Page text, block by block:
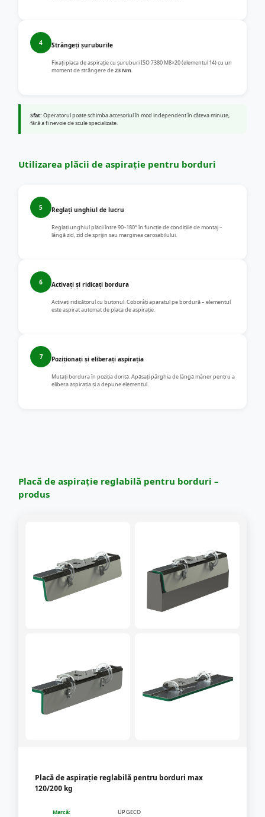
4 Strângeți șuruburile
Fixați placa de aspirație cu șuruburi ISO 7380 M8×20 (elementul 14) cu un
moment de strângere de23 Nm.
Sfat: Operatorul poate schimba accesoriul în mod independent în câteva minute,
fără a fi nevoie de scule specializate.
Utilizarea plăcii de aspirație pentru borduri
5 Reglați unghiul de lucru
Reglați unghiul plăcii între 90–180° în funcție de condițiile de montaj –
lângă zid, zid de sprijin sau marginea carosabilului.
6 Activați și ridicați bordura
Activați ridicătorul cu butonul. Coborâți aparatul pe bordură – elementul
este aspirat automat de placa de aspirație.
7 Poziționați și eliberați aspirația
Mutați bordura în poziția dorită. Apăsați pârghia de lângă mâner pentru a
elibera aspirația și a depune elementul.
Placă de aspirație reglabilă pentru borduri –
produs
Placă de aspirație reglabilă pentru borduri max
120/200 kg
Marcă: UP GECO